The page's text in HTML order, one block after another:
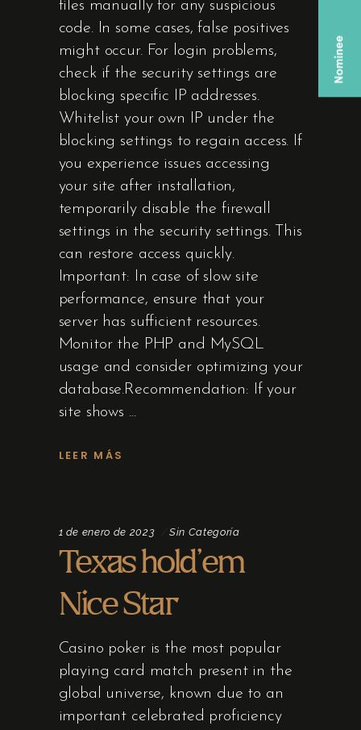
files manually for any suspicious
code. In some cases, false positives
might occur. For login problems,
check if the security settings are
blocking specific IP addresses.
Whitelist your own IP under the
blocking settings to regain access. If
you experience issues accessing
your site after installation,
temporarily disable the firewall
settings in the security settings. This
can restore access quickly.
Important: In case of slow site
performance, ensure that your
server has sufficient resources.
Monitor the PHP and MySQL
usage and consider optimizing your
database.Recommendation: If your
site shows
LEER MÁS
1 de enero de 2023 Sin Categoría
Texas hold’em
Nice Star
Casino poker is the most popular
playing card match present in the
global universe, known due to an
important celebrated proficiency